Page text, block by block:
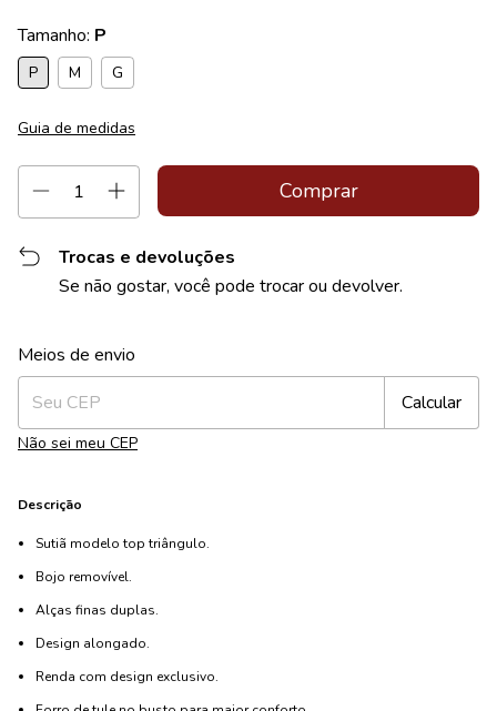
Tamanho: P
P M G
Guia de medidas
Trocas e devoluções
Se não gostar, você pode trocar ou devolver.
Entregas para o CEP:
Meios de envio
Calcular
Não sei meu CEP
Descrição
Sutiã modelo top triângulo.
Bojo removível.
Alças finas duplas.
Design alongado.
Renda com design exclusivo.